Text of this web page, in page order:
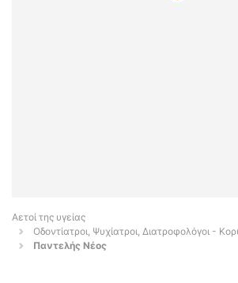
Αετοί της υγείας
Οδοντίατροι, Ψυχίατροι, Διατροφολόγοι -
Παντελής Νέος